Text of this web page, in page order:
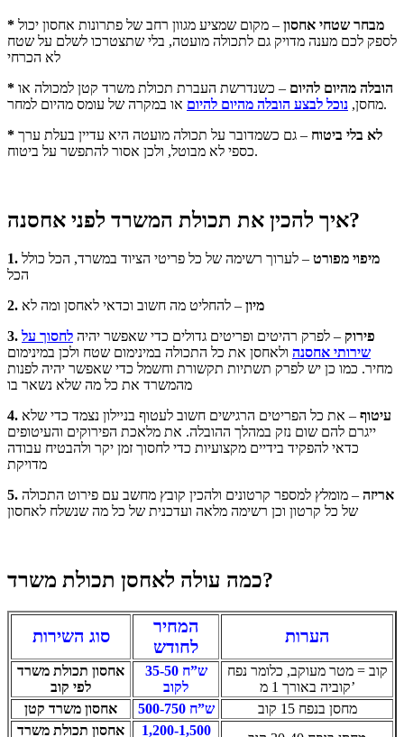
* מבחר שטחי אחסון – מקום שמציע מגוון רחב של פתרונות אחסון יכול
לספק לכם מענה מדויק גם לתכולה מועטה, בלי שתצטרכו לשלם על שטח
לא הכרחי
* הובלה מהיום להיום – כשנדרשת העברת תכולת משרד קטן למכולה או
מחסן, נוכל לבצע הובלה מהיום להיום
או במקרה של עומס מהיום למחר.
* לא בלי ביטוח – גם כשמדובר על תכולה מועטה היא עדיין בעלת ערך
כספי לא מבוטל, ולכן אסור להתפשר על ביטוח.
איך להכין את תכולת המשרד לפני אחסנה?
1. מיפוי מפורט – לערוך רשימה של כל פריטי הציוד במשרד, הכל כולל
הכל
2. מיון – להחליט מה חשוב וכדאי לאחסן ומה לא
3. פירוק – לפרק רהיטים ופריטים גדולים כדי שאפשר יהיה לחסוך על
שירותי אחסנה ולאחסן את כל התכולה במינימום שטח ולכן במינימום
מחיר. כמו כן יש לפרק תשתיות תקשורת וחשמל כדי שאפשר יהיה לפנות
מהמשרד את כל מה שלא נשאר בו
4. עיטוף – את כל הפריטים הרגישים חשוב לעטוף בניילון נצמד כדי שלא
ייגרם להם שום נזק במהלך ההובלה. את מלאכת הפירוקים והעיטופים
כדאי להפקיד בידיים מקצועיות כדי לחסוך זמן יקר ולהבטיח עבודה
מדויקת
5. אריזה – מומלץ למספר קרטונים ולהכין קובץ מחשב עם פירוט התכולה
של כל קרטון וכן רשימה מלאה ועדכנית של כל מה שנשלח לאחסון
כמה עולה לאחסן תכולת משרד?
סוג השירות
המחיר
לחודש
הערות
אחסון תכולת משרד
לפי קוב
35-50 ש”ח
לקוב
קוב = מטר מעוקב, כלומר נפח
קוביה באורך 1 מ’
אחסון משרד קטן
500-750 ש”ח
מחסן בנפח 15 קוב
אחסון תכולת משרד
1,200-1,500